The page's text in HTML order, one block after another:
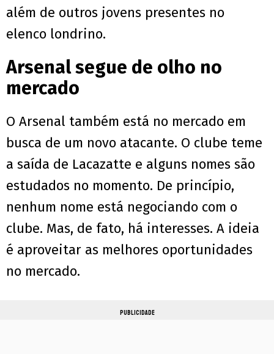
além de outros jovens presentes no
elenco londrino.
Arsenal segue de olho no
mercado
O Arsenal também está no mercado em
busca de um novo atacante. O clube teme
a saída de Lacazatte e alguns nomes são
estudados no momento. De princípio,
nenhum nome está negociando com o
clube. Mas, de fato, há interesses. A ideia
é aproveitar as melhores oportunidades
no mercado.
PUBLICIDADE